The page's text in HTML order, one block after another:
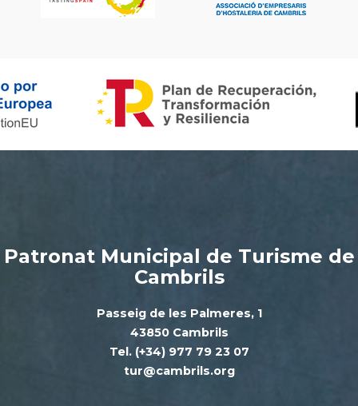
Patronat Municipal de Turisme de
Cambrils
Passeig de les Palmeres, 1
43850 Cambrils
Tel. (+34) 977 79 23 07
tur@cambrils.org